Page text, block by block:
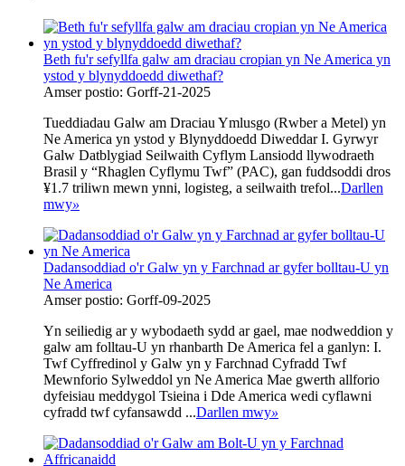
Beth fu'r sefyllfa galw am draciau cropian yn Ne America yn
ystod y blynyddoedd diwethaf?
Amser postio: Gorff-21-2025
Tueddiadau Galw am Draciau Ymlusgo (Rwber a Metel) yn
Ne America yn ystod y Blynyddoedd Diweddar‌ I. Gyrwyr
Galw‌ Datblygiad Seilwaith Cyflym‌ Lansiodd llywodraeth
Brasil y “Rhaglen Cyflymu Twf” (PAC), gan fuddsoddi dros
¥1.7 triliwn mewn ynni, logisteg, a seilwaith trefol...Darllen
mwy»
Dadansoddiad o'r Galw yn y Farchnad ar gyfer bolltau-U yn
Ne America
Amser postio: Gorff-09-2025
Yn seiliedig ar y wybodaeth sydd ar gael, mae nodweddion y
galw am folltau-U yn rhanbarth De America fel a ganlyn: I.
Twf Cyffredinol y Galw yn y Farchnad Cyfradd Twf
Mewnforio Sylweddol yn Ne America‌‌ Mae gwerth allforio
dyfeisiau meddygol Tsieina i Dde America wedi cyflawni
cyfradd twf cyfansawdd ...Darllen mwy»